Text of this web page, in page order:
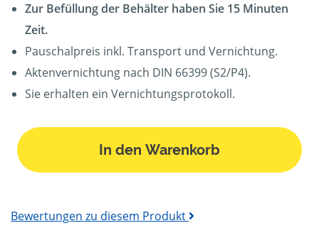
Zur Befüllung der Behälter haben Sie 15 Minuten
Zeit.
Pauschalpreis inkl. Transport und Vernichtung.
Aktenvernichtung nach DIN 66399 (S2/P4).
Sie erhalten ein Vernichtungsprotokoll.
In den Warenkorb
Bewertungen zu diesem Produkt